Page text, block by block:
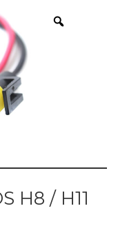
H8 / H11